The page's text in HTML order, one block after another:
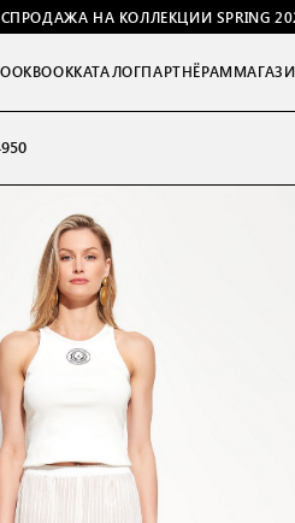
НА КОЛЛЕКЦИИ SPRING
КАТАЛОГПАРТНЁРАМ